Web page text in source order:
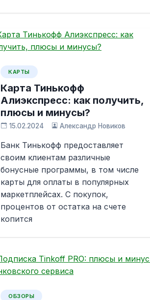
КАРТЫ
Карта Тинькофф
Алиэкспресс: как получить,
плюсы и минусы?
15.02.2024 Александр Новиков
Банк Тинькофф предоставляет
своим клиентам различные
бонусные программы, в том числе
карты для оплаты в популярных
маркетплейсах. С покупок,
процентов от остатка на счете
копится
ОБЗОРЫ